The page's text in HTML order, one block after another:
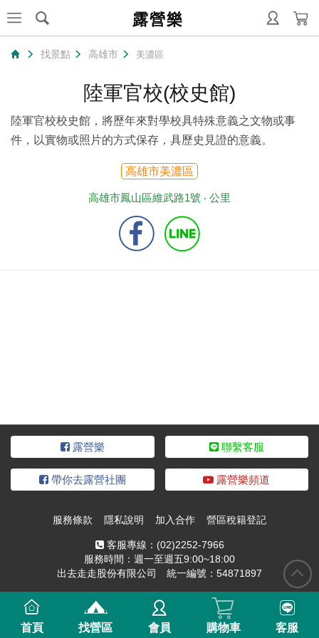
露營樂
找景點 高雄市 美濃區
陸軍官校(校史館)
陸軍官校校史館，將歷年來對學校具特殊意義之文物或事
件，以實物或照片的方式保存，具歷史見證的意義。
高雄市美濃區
高雄市鳳山區維武路1號 ‧ 公里
露營樂 聯繫客服
帶你去露營社團 露營樂頻道
服務條款 隱私說明 加入合作 營區稅籍登記
客服專線： (02)2252-7966
服務時間：週一至週五9:00~18:00
出去走走股份有限公司 統一編號：54871897
首頁 找營區 會員 購物車 客服